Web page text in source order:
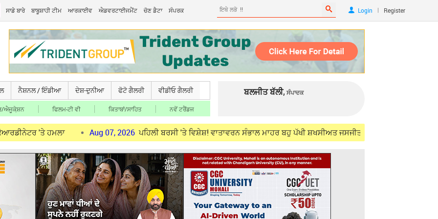
ਸਾਡੇ ਬਾਰੇ ਬਾਬੂਸ਼ਾਹੀ ਟੀਮ ਆਰਕਾਈਵ ਐਡਵਰਟਾਈਜਮੈਂਟ ਚੋਣ ਡੈਟਾ ਸੰਪਰਕ Login | Register
ਨੈਸ਼ਨਲ / ਇੰਡੀਆ ਦੇਸ਼-ਦੁਨੀਆ ਫੋਟੋ ਗੈਲਰੀ ਵੀਡੀਓ ਗੈਲਰੀ
ਐਜੂਕੇ਼ਸ਼ਨ ਫਿਲਮ-ਟੀ ਵੀ ਕਿਤਾਬਾਂ/ਸਾਹਿਤ ਨਵੇਂ ਟਰੈਂਡਜ
ਬਲਜੀਤ ਬੱਲੀ, ਸੰਪਾਦਕ
ਹਮਲਾ Aug 07, 2026 ਪਹਿਲੀ ਬਰਸੀ 'ਤੇ ਵਿਸ਼ੇਸ਼! ਵਾਤਾਵਰਨ ਸੰਭਾਲ ਮਾਹਰ ਬਹੁ ਪੱਖੀ ਸ਼ਖਸੀਅਤ ਜਸਜੀਤ ਸਿੰਘ ਸਮੁੰਦਰੀ (IFS) ਨੂੰ ਯਾਦ ਕਰਦਿਆਂ